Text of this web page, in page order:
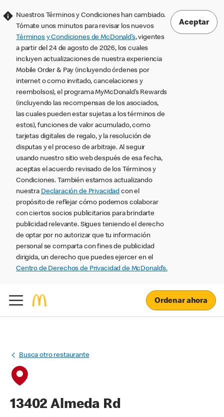
Nuestros Términos y Condiciones han cambiado.
Tómate unos minutos para revisar los nuevos
Términos y Condiciones de McDonald’s, vigentes
a partir del 24 de agosto de 2026, los cuales
incluyen actualizaciones de nuestra experiencia
Mobile Order & Pay (incluyendo órdenes por
internet o como invitado, cancelaciones y
reembolsos), el programa MyMcDonald’s Rewards
(incluyendo las recompensas de los asociados,
las cuales pueden estar sujetas a los términos de
estos), funciones de valor acumulado, como
tarjetas digitales de regalo, y la resolución de
disputas y el proceso de arbitraje. Al seguir
usando nuestro sitio web después de esa fecha,
aceptas el acuerdo revisado de los Términos y
Condiciones. También estamos actualizando
nuestra Declaración de Privacidad con el
propósito de reflejar cómo podemos colaborar
con ciertos socios publicitarios para brindarte
publicidad relevante. Sigues teniendo el derecho
de optar por no autorizar que tu información
personal se comparta con fines de publicidad
dirigida, un derecho que puedes ejercer en el
Centro de Derechos de Privacidad de McDonald’s.
Aceptar
Ordenar ahora
Busca otro restaurante
13402 Almeda Rd